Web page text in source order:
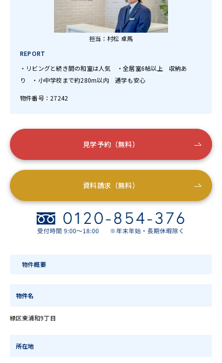
担当：村松 卓馬
REPORT
・リビングと続き間の和室は人気 ・全居室6帖以上 収納あ
り ・小中学校まで約280m以内 通学も安心
物件番号：27242
見学予約（無料）
資料請求（無料）
物件概要
物件名
緑区東浦和9丁目
所在地